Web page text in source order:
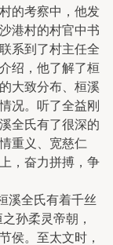
的考察中，他发
港村的村官中书
系到了村主任全
绍，他了解了桓
大致分布、桓溪
况。听了全益刚
全氏有了很深的
重义、宽慈仁
，奋力拼搏，争
溪全氏有着千丝
孙柔灵帝朝，
侯。至太文时，